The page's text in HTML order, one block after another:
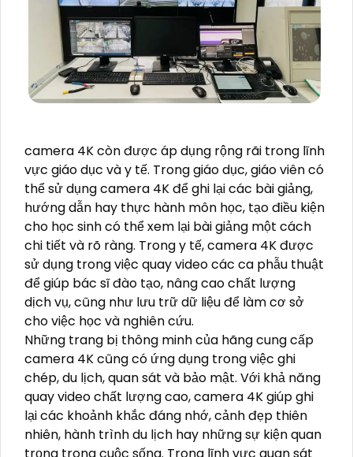
camera 4K còn được áp dụng rộng rãi trong lĩnh
vực giáo dục và y tế. Trong giáo dục, giáo viên có
thể sử dụng camera 4K để ghi lại các bài giảng,
hướng dẫn hay thực hành môn học, tạo điều kiện
cho học sinh có thể xem lại bài giảng một cách
chi tiết và rõ ràng. Trong y tế, camera 4K được
sử dụng trong việc quay video các ca phẫu thuật
để giúp bác sĩ đào tạo, nâng cao chất lượng
dịch vụ, cũng như lưu trữ dữ liệu để làm cơ sở
cho việc học và nghiên cứu.
Những trang bị thông minh của hãng cung cấp
camera 4K cũng có ứng dụng trong việc ghi
chép, du lịch, quan sát và bảo mật. Với khả năng
quay video chất lượng cao, camera 4K giúp ghi
lại các khoảnh khắc đáng nhớ, cảnh đẹp thiên
nhiên, hành trình du lịch hay những sự kiện quan
trọng trong cuộc sống. Trong lĩnh vực quan sát